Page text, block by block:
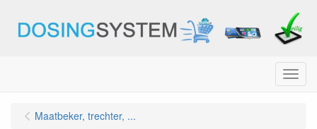
Menu
Maatbeker, trechter, ...